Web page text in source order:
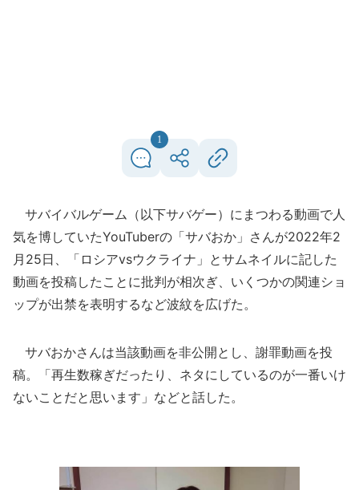
1
サバイバルゲーム（以下サバゲー）にまつわる動画で人
気を博していたYouTuberの「サバおか」さんが2022年2
月25日、「ロシアvsウクライナ」とサムネイルに記した
動画を投稿したことに批判が相次ぎ、いくつかの関連ショ
ップが出禁を表明するなど波紋を広げた。
サバおかさんは当該動画を非公開とし、謝罪動画を投
稿。「再生数稼ぎだったり、ネタにしているのが一番いけ
ないことだと思います」などと話した。